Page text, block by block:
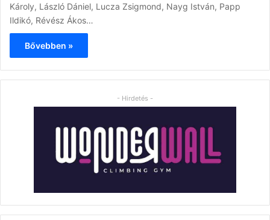
Károly, László Dániel, Lucza Zsigmond, Nayg István, Papp
Ildikó, Révész Ákos…
Bővebben »
- Hirdetés -